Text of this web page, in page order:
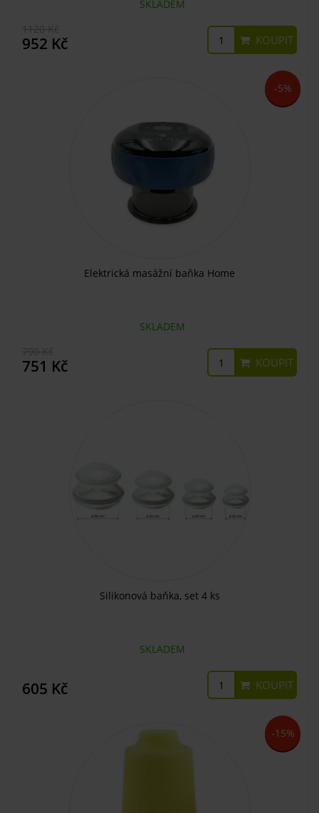
SKLADEM
952 Kč KOUPIT
-5%
Elektrická masážní baňka Home
SKLADEM
751 Kč KOUPIT
Silikonová baňka, set 4 ks
SKLADEM
605 Kč KOUPIT
-15%